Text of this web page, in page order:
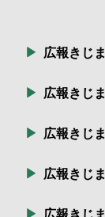
広報きじ
広報きじ
広報きじ
広報きじ